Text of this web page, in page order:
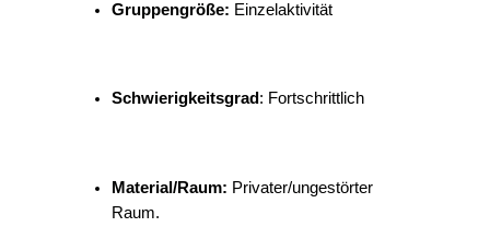
Gruppengröße: Einzelaktivität
Schwierigkeitsgrad: Fortschrittlich
Material/Raum: Privater/ungestörter
Raum.